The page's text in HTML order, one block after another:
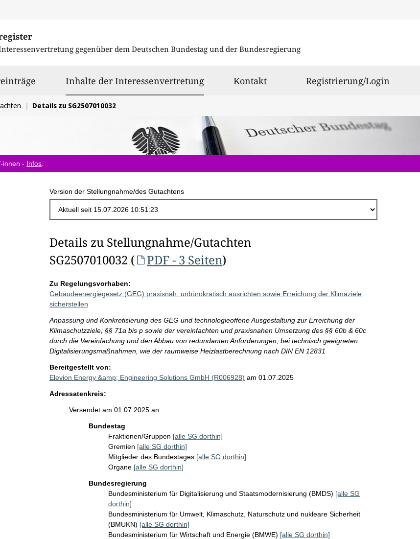
gegenüber dem Deutschen Bundestag und der Bundesregierung
Inhalte der Interessenvertretungausgewählt
Kontakt Registrierung/Login
Details zu SG2507010032
innen - Infos
Version der Stellungnahme/des Gutachtens
Details zu Stellungnahme/Gutachten
SG2507010032 (
PDF - 3 Seiten)
Zu Regelungsvorhaben:
Gebäudeenergiegesetz (GEG) praxisnah, unbürokratisch ausrichten sowie Erreichung der Klimaziele
sicherstellen
Anpassung und Konkretisierung des GEG und technologieoffene Ausgestaltung zur Erreichung der
Klimaschutzziele; §§ 71a bis p sowie der vereinfachten und praxisnahen Umsetzung des §§ 60b & 60c
durch die Vereinfachung und den Abbau von redundanten Anforderungen, bei technisch geeigneten
Digitalisierungsmaßnahmen, wie der raumweise Heizlastberechnung nach DIN EN 12831
Bereitgestellt von:
Elevion Energy &amp; Engineering Solutions GmbH (R006928) am 01.07.2025
Adressatenkreis:
Versendet am 01.07.2025 an:
Bundestag
Fraktionen/Gruppen [alle SG dorthin]
Gremien [alle SG dorthin]
Mitglieder des Bundestages [alle SG dorthin]
Organe [alle SG dorthin]
Bundesregierung
Bundesministerium für Digitalisierung und Staatsmodernisierung (BMDS) [alle SG
dorthin]
Bundesministerium für Umwelt, Klimaschutz, Naturschutz und nukleare Sicherheit
(BMUKN) [alle SG dorthin]
Bundesministerium für Wirtschaft und Energie (BMWE) [alle SG dorthin]